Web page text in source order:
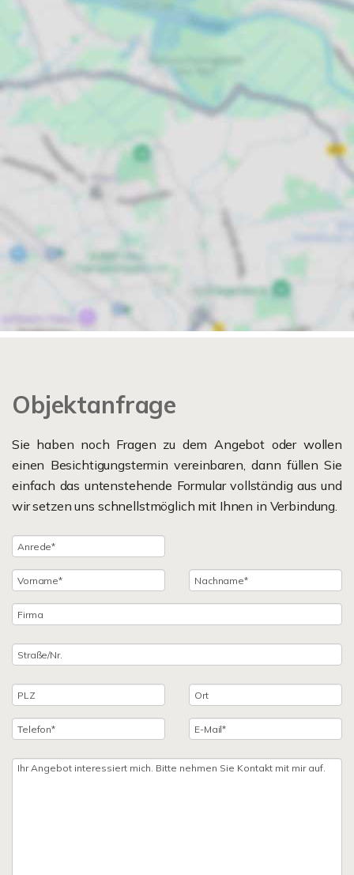
Objektanfrage
Sie haben noch Fragen zu dem Angebot oder wollen
einen Besichtigungstermin vereinbaren, dann füllen Sie
einfach das untenstehende Formular vollständig aus und
wir setzen uns schnellstmöglich mit Ihnen in Verbindung.